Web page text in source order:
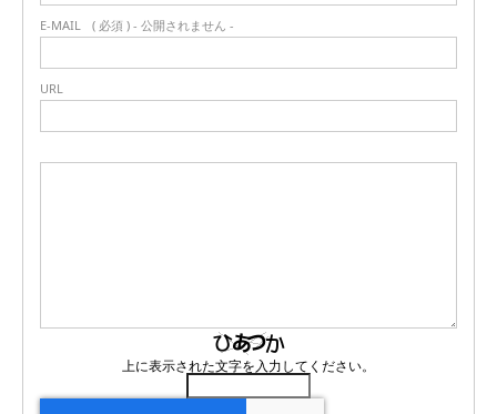
E-MAIL ( 必須 ) - 公開されません -
URL
上に表示された文字を入力してください。